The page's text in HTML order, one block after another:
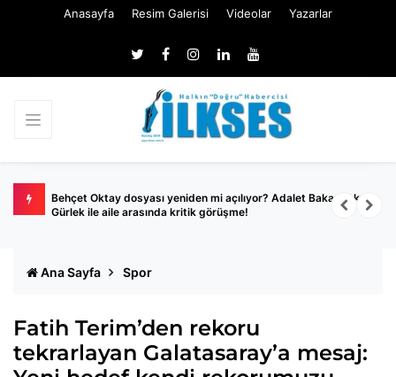
Anasayfa Resim Galerisi Videolar Yazarlar
Behçet Oktay dosyası yeniden mi açılıyor? Adalet Bakanı Akın
Gürlek ile aile arasında kritik görüşme!
Ana Sayfa Spor
Fatih Terim’den rekoru
tekrarlayan Galatasaray’a mesaj: